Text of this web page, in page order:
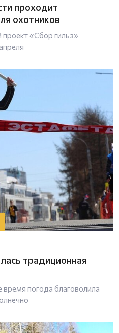
проходит
охотников
проект «Сбор гильз»
традиционная
время погода благоволила